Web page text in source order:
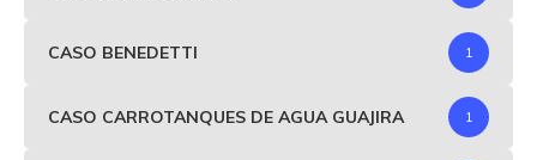
CASO BENEDETTI 1
CASO CARROTANQUES DE AGUA GUAJIRA 1